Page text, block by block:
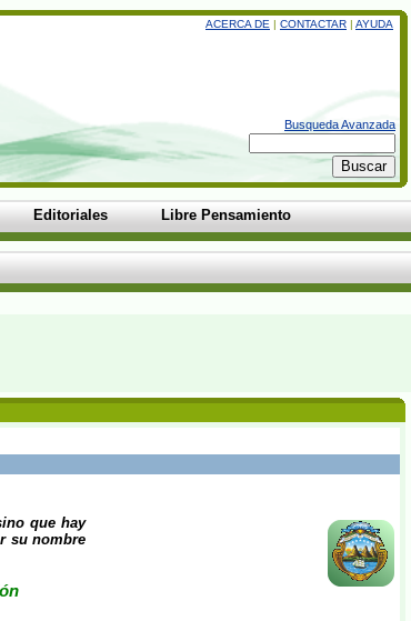
ACERCA DE | CONTACTAR | AYUDA
Busqueda Avanzada
Editoriales Libre Pensamiento
que hay
su nombre